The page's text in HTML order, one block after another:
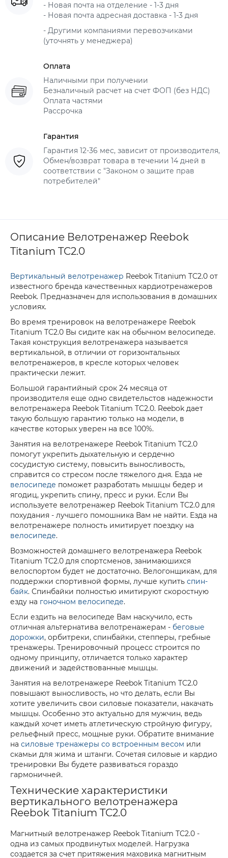
- Новая почта на отделение - 1-3 дня
- Новая почта адресная доставка - 1-3 дня
- Другими компаниями перевозчиками
(уточнять у менеджера)
Оплата
Наличными при получении
Безналичный расчет на счет ФОП (без НДС)
Оплата частями
Рассрочка
Гарантия
Гарантия 12-36 мес, зависит от производителя,
Обмен/возврат товара в течении 14 дней в
соответствии с "Законом о защите прав
потребителей"
Описание Велотренажер Reebok
Titanium TC2.0
Вертикальный велотренажер Reebok Titanium TC2.0 от
известного бренда качественных кардиотренажеров
Reebok. Предназначен для использования в домашних
условиях.
Во время тренировок на велотренажере Reebok
Titanium TC2.0 Вы сидите как на обычном велосипеде.
Такая конструкция велотренажера называется
вертикальной, в отличии от горизонтальных
велотренажеров, в кресле которых человек
практически лежит.
Большой гарантийный срок 24 месяца от
производителя еще одно свидетельстов надежности
велотренажера Reebok Titanium TC2.0. Reebok дает
такую большую гарантию только на модели, в
качестве которых уверен на все 100%.
Занятия на велотренажере Reebok Titanium TC2.0
помогут укрепить дыхательную и сердечно
сосудистую систему, повысить выносливость,
справится со стресом после тяжелого дня. Езда не
велосипеде поможет разработать мышцы бедер и
ягодиц, укрепить спину, пресс и руки. Если Вы
используете велотренажер Reebok Titanium TC2.0 для
похудания - лучшего помошника Вам не найти. Езда на
велотренажере полность имитирует поездку на
велосипеде.
Возможностей домашнего велотренажера Reebok
Titanium TC2.0 для спортсменов, занимаюшихся
велоспортом будет не достаточно. Велогонщикам, для
поддержки спортивной формы, лучше купить спин-
байк. Спинбайки полностью имитируют скоростную
езду на гоночном велосипеде.
Если ездить на велосипеде Вам наскучило, есть
отличная альтернатива велотренажерам - беговые
дорожки, орбитреки, спинбайки, степперы, гребные
тренажеры. Тренировочный процесс строится по
одному принципу, отличается только характер
движений и задействованные мышцы.
Занятия на велотренажере Reebok Titanium TC2.0
повышают выносливость, но что делать, если Вы
хотите увеличить свои силовые показатели, накачать
мышцы. Особенно это актуально для мужчин, ведь
каждый хочет иметь атлетическую стройную фигуру,
рельефный пресс, мощные руки. Обратите внимание
на силовые тренажеры со встроенным весом или
скамьи для жима и штанги. Сочетая силовые и кардио
тренировки Вы будете развиваться гораздо
гармоничней.
Технические характеристики
вертикального велотренажера
Reebok Titanium TC2.0
Магнитный велотренажер Reebok Titanium TC2.0 -
одна из самых продвинутых моделей. Нагрузка
создается за счет притяжения маховика магнитным